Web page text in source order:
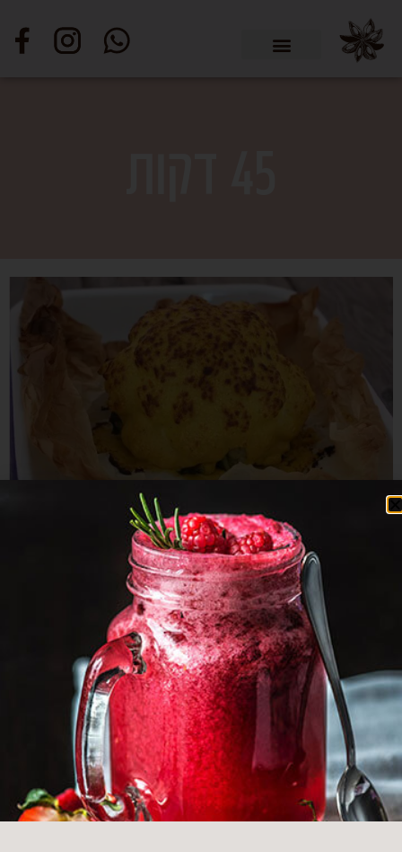
עוגת כרובית
זמן הכנה: 45 דקות
דרגת קושי: קל
סוג מתכון: טבעוני
קטגוריה: מלוחים
הקליניקה שלי